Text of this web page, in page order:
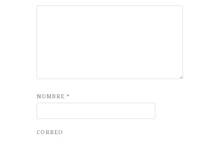
NOMBRE *
CORREO